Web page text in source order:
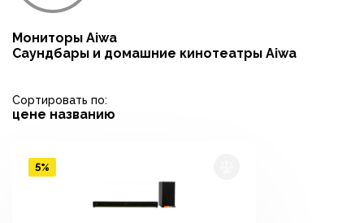
Мониторы Aiwa
Саундбары и домашние кинотеатры Aiwa
Сортировать по:
цене названию
5%